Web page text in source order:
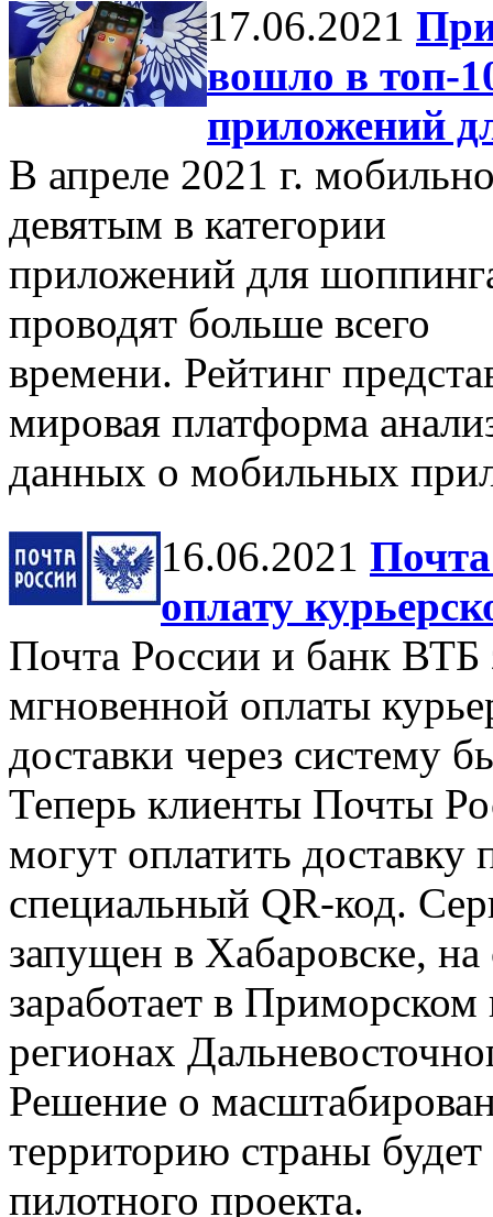
17.06.2021
вошло в топ-
приложений
В апреле 2021 г.
девятым в категории
приложений для
проводят больше всего
времени. Рейтинг
мировая платформа
данных о мобильных
16.06.2021
оплату
Почта России и банк ВТБ
мгновенной оплаты
доставки через
Теперь клиенты Почты
могут оплатить
специальный QR-код.
запущен в Хабаровске,
заработает в Приморском
регионах
Решение о
территорию страны
пилотного проекта.